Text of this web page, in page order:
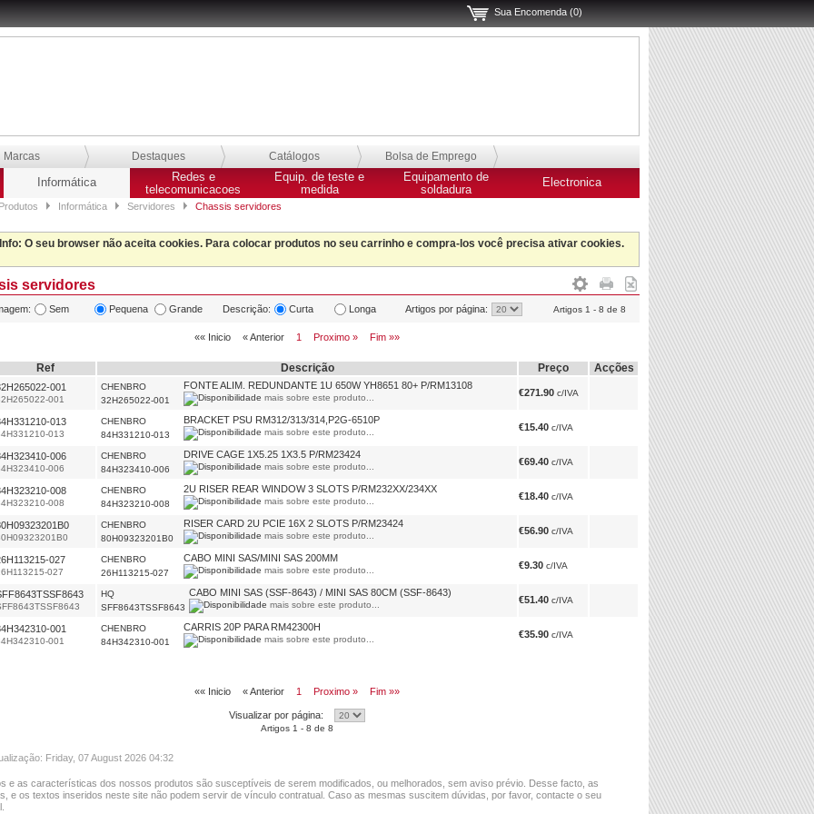
Sua Encomenda (0)
Marcas Destaques Catálogos Bolsa de Emprego
Informática
Redes e
telecomunicacoes
Equip. de teste e
medida
Equipamento de
soldadura
Electronica
Produtos Informática Servidores Chassis servidores
Info: O seu browser não aceita cookies. Para colocar produtos no seu carrinho e compra-los você precisa ativar cookies.
servidores
Sem Pequena Grande Descrição: Curta Longa Artigos por página: Artigos 1 - 8 de 8
«« Inicio « Anterior 1 Proximo » Fim »»
Ref Descrição Preço Acções
001
001
CHENBRO
32H265022-001
FONTE ALIM. REDUNDANTE 1U 650W YH8651 80+ P/RM13108
mais sobre este produto... €271.90 c/IVA
013
013
CHENBRO
84H331210-013
BRACKET PSU RM312/313/314,P2G-6510P
mais sobre este produto... €15.40 c/IVA
006
006
CHENBRO
84H323410-006
DRIVE CAGE 1X5.25 1X3.5 P/RM23424
mais sobre este produto... €69.40 c/IVA
008
008
CHENBRO
84H323210-008
2U RISER REAR WINDOW 3 SLOTS P/RM232XX/234XX
mais sobre este produto... €18.40 c/IVA
CHENBRO
80H09323201B0
RISER CARD 2U PCIE 16X 2 SLOTS P/RM23424
mais sobre este produto... €56.90 c/IVA
027
027
CHENBRO
26H113215-027
CABO MINI SAS/MINI SAS 200MM
mais sobre este produto... €9.30 c/IVA
HQ
SFF8643TSSF8643
CABO MINI SAS (SSF-8643) / MINI SAS 80CM (SSF-8643)
mais sobre este produto... €51.40 c/IVA
001
001
CHENBRO
84H342310-001
CARRIS 20P PARA RM42300H
mais sobre este produto... €35.90 c/IVA
«« Inicio « Anterior 1 Proximo » Fim »»
Visualizar por página:
Artigos 1 - 8 de 8
Friday, 07 August 2026 04:32
e as características dos nossos produtos são susceptíveis de serem modificados, ou melhorados, sem aviso prévio. Desse facto, as
e os textos inseridos neste site não podem servir de vínculo contratual. Caso as mesmas suscitem dúvidas, por favor, contacte o seu